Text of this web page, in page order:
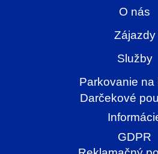
O nás
Zájazdy
Služby
Parkovanie na
Darčekové
GDPR